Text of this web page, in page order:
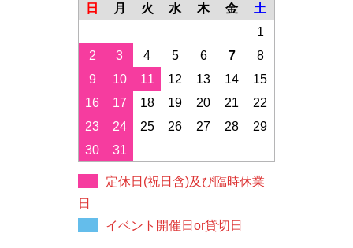
日
月 火 水 木 金
土
1
2
3 4 5 6 7
8
9
10 11 12 13 14
15
16
17 18 19 20 21
22
23
24 25 26 27 28
29
30
31
定休日(祝日含)及び臨時休業
日
イベント開催日or貸切日